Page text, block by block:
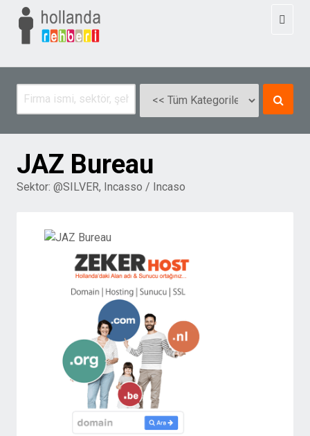
JAZ Bureau
Sektor: @SILVER, Incasso / Incaso